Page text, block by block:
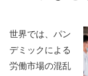
世界では、パン
デミックによる
労働市場の混乱